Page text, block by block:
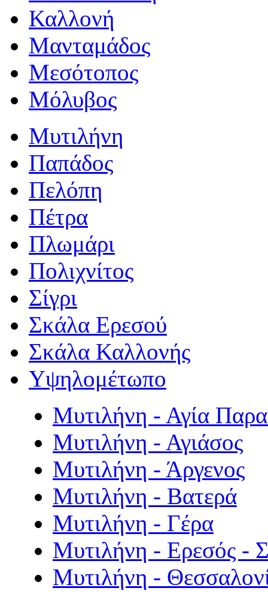
Καλλονή
Μανταμάδος
Μεσότοπος
Μόλυβος
Μυτιλήνη
Παπάδος
Πελόπη
Πέτρα
Πλωμάρι
Πολιχνίτος
Σίγρι
Σκάλα Ερεσού
Σκάλα Καλλονής
Υψηλομέτωπο
Μυτιλήνη - Αγία
Μυτιλήνη - Αγιάσος
Μυτιλήνη - Άργενος
Μυτιλήνη - Βατερά
Μυτιλήνη - Γέρα
Μυτιλήνη - Ερεσός -
Μυτιλήνη -